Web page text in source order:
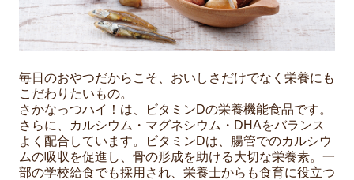
毎日のおやつだからこそ、おいしさだけでなく栄養にも
こだわりたいもの。
さかなっつハイ！は、ビタミンDの栄養機能食品です。
さらに、カルシウム・マグネシウム・DHAをバランス
よく配合しています。ビタミンDは、腸管でのカルシウ
ムの吸収を促進し、骨の形成を助ける大切な栄養素。一
部の学校給食でも採用され、栄養士からも食育に役立つ